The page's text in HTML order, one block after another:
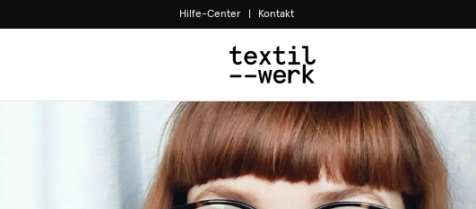
Hilfe-Center Kontakt
Home Designer:innen Julia Marquardt-Lott